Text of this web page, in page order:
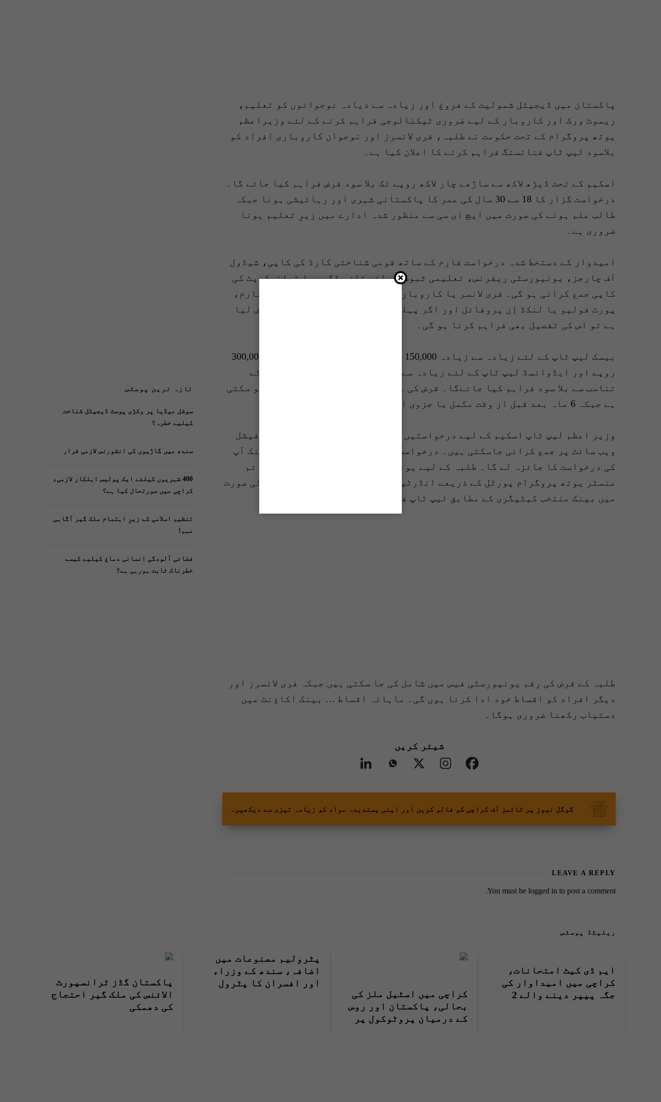
پاکستان میں ڈیجیٹل شمولیت کے فروغ اور زیادہ سے ذیادہ نوجوانوں کو تعلیم،
ریموٹ ورک اور کاروبار کے لیے ضروری ٹیکنالوجی فراہم کرنے کے لئے وزیراعظم
یوتھ پروگرام کے تحت حکومت نے طلبہ، فری لانسرز اور نوجوان کاروباری افراد کو
بلاسود لیپ ٹاپ فنانسنگ فراہم کرنے کا اعلان کیا ہے۔
اسکیم کے تحت ڈیڑھ لاکھ سے ساڑھے چار لاکھ روپے تک بلا سود قرض فراہم کیا جائے گا۔
درخواست گزار کا 18 سے 30 سال کی عمر کا پاکستانی شہری اور رہائیشی ہونا جبکہ
طالب علم ہونے کی صورت میں ایچ ای سی سے منظور شدہ ادارے میں زیرِ تعلیم ہونا
ضروری ہے۔
امیدوار کے دستخط شدہ درخواست فارم کے ساتھ قومی شناختی کارڈ کی کاپی، شیڈول
آف چارجز، یونیورسٹی ریفرنس، تعلیمی ثبوت کے لئے تازہ ڈگری یا ٹرانسکرپٹ کی
کاپی جمع کرانی ہو گی۔ فری لانسر یا کاروباری نوجوانوں کو فری لانس پلیٹ فارم،
پورٹ فولیو یا لنکڈ اِن پروفائل اور اگر پہلے سے کسی بینک یا ادارے سے قرض لیا
ہے تو اس کی تفصیل بھی فراہم کرنا ہو گی۔
بیسک لیپ ٹاپ کے لئے زیادہ سے زیادہ 150,000 روپے، میڈیم لیپ ٹاپ کے لئے 300,000
روپے اور ایڈوانسڈ لیپ ٹاپ کے لئے زیادہ سے زیادہ 450,000 روپے قرض 80:20 کے
تناسب سے بلا سود فراہم کیا جائےگا۔ قرض کی مدت زیادہ سے زیادہ 4 سال تک ہو سکتی
ہے جبکہ 6 ماہ بعد قبل از وقت مکمل یا جزوی ادائیگی کی جا سکتی ہے۔
وزیر اعظم لیپ ٹاپ اسکیم کے لیے درخواستیں وزیر اعظم یوتھ پروگرام کی آفیشل
ویب سائٹ پر جمع کرائی جاسکتی ہیں۔ درخواست جمع کرانے کے بعد متعلقہ بینک آپ
کی درخواست کا جائزہ لے گا۔ طلبہ کے لیے یونیورسٹی تصدیق کرے گی اور پرائم
منسٹر یوتھ پروگرام پورٹل کے ذریعے انڈرٹیکنگ فراہم کرے گی۔ اہل ہونے کی صورت
میں بینک منتخب کیٹیگری کے مطابق لیپ ٹاپ فراہم کرے گا۔
طلبہ کے قرض کی رقم یونیورسٹی فیس میں شامل کی جا سکتی ہیں جبکہ فری لانسرز اور
دیگر افراد کو اقساط خود ادا کرنا ہوں گی۔ ماہانہ اقساط … بینک اکاؤنٹ میں
دستیاب رکھنا ضروری ہوگا۔
شیئر کریں
گوگل نیوز پر ٹائمز آف کراچی کو فالو کریں اور اپنی پسندیدہ مواد کو زیادہ تیزی سے دیکھیں۔
LEAVE A REPLY
You must be logged in to post a comment.
تازہ ترین پوسٹس
سوشل میڈیا پر وکڑی پوسٹ ڈیجیٹل شناخت
کیلیے خطرہ؟
سندھ میں گاڑیوں کی انشورنس لازمی قرار
400 شہریوں کیلئے ایک پولیس اہلکار لازمی،
کراچی میں صورتحال کیا ہے؟
تنظیم اسلامی کے زیرِ اہتمام ملک گیر آگاہی
مہم!
فضائی آلودگی انسانی دماغ کیلیے کیسے
خطرناک ثابت ہورہی ہے؟
ریلیٹڈ پوسٹس
ایم ڈی کیٹ امتحانات،
کراچی میں امیداوار کی
جگہ پیپر دینے والے 2
کراچی میں اسٹیل ملز کی
بحالی، پاکستان اور روس
کے درمیان پروٹوکول پر
پٹرولیم مصنوعات میں
اضافہ، سندھ کے وزراء
اور افسران کا پٹرول
پاکستان گڈز ٹرانسپورٹ
الائنس کی ملک گیر احتجاج
کی دھمکی